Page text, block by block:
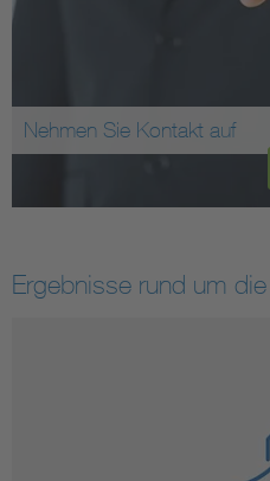
Nehmen Sie Kontakt auf
Ergebnisse rund um